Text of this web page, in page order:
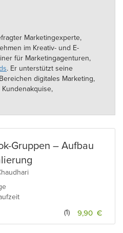
Marketingexperte,
im Kreativ- und E-
für Marketingagenturen,
. Er unterstützt seine
digitales Marketing,
Programmierung. Seit
Gruppen – Aufbau
9,90 €
(1)